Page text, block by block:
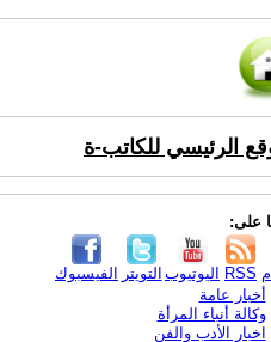
الرئيسي للكاتب-ة
على:
الفيسبوك التويتر اليوتيوب RSS
أخبار عامة
وكالة أنباء المرأة
اخبار الأدب والفن